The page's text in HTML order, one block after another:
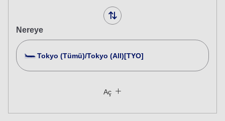
Nereye
Tokyo (Tümü)/Tokyo (All)[TYO]
Tarife tipi belirtilmedi
Aç